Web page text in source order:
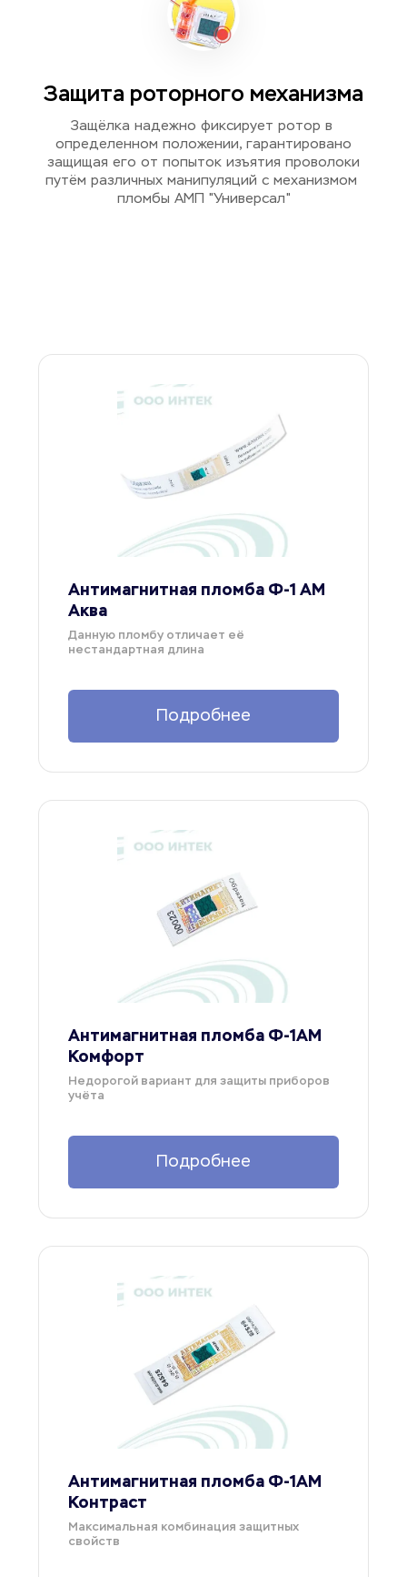
Защита роторного механизма
Защёлка надежно фиксирует ротор в
определенном положении, гарантировано
защищая его от попыток изъятия проволоки
путём различных манипуляций с механизмом
пломбы АМП "Универсал"
Антимагнитная пломба Ф-1 АМ
Аква
Данную пломбу отличает её
нестандартная длина
Подробнее
Антимагнитная пломба Ф-1АМ
Комфорт
Недорогой вариант для защиты приборов
учёта
Подробнее
Антимагнитная пломба Ф-1АМ
Контраст
Максимальная комбинация защитных
свойств